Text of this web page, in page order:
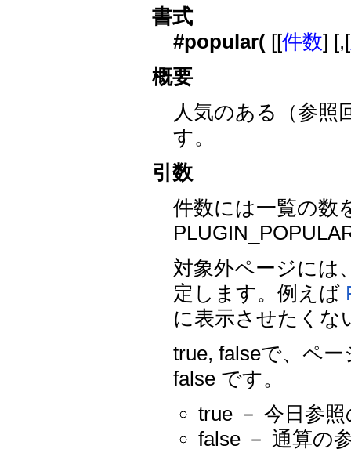
書式
#popular( [[件数] [,[
概要
人気のある（参照
す。
引数
件数には一覧の数
対象外ページには
定します。例えば
に表示させたくな
true, falseで、ペ
false です。
true － 今日参
false － 通算の